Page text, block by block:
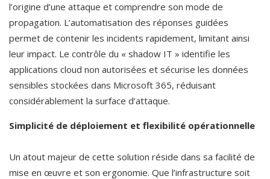
l’origine d’une attaque et comprendre son mode de
propagation. L’automatisation des réponses guidées
permet de contenir les incidents rapidement, limitant ainsi
leur impact. Le contrôle du « shadow IT » identifie les
applications cloud non autorisées et sécurise les données
sensibles stockées dans Microsoft 365, réduisant
considérablement la surface d’attaque.
Simplicité de déploiement et flexibilité opérationnelle
Un atout majeur de cette solution réside dans sa facilité de
mise en œuvre et son ergonomie. Que l’infrastructure soit